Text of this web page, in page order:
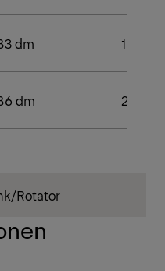
dm 1
dm 2
Rotator